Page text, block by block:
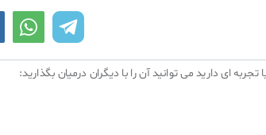
تجربه ای دارید می توانید آن را با دیگران درمیان بگذارید: